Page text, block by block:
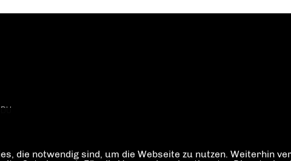
die notwendig sind, um die Webseite zu nutzen. Weiterhin